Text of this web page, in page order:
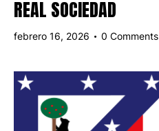
REAL SOCIEDAD
febrero 16, 2026 0 Comments